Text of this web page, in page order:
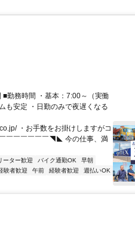
勤務時間 ・基本：7:00～（実働
も安定 ・日勤のみで夜遅くなる
・お手数をお掛けしますがコ
￣￣￣￣￣￣◥◣ 今の仕事、満
ーター歓迎 バイク通勤OK
早朝
験者歓迎 午前 経験者歓迎
週払いOK